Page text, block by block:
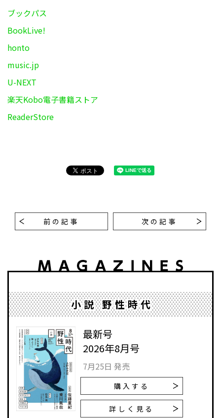
ブックパス
BookLive!
honto
music.jp
U-NEXT
楽天Kobo電子書籍ストア
ReaderStore
前の記事 次の記事
小説 野性時代
最新号
2026年8月号
7月25日 発売
購入する
詳しく見る